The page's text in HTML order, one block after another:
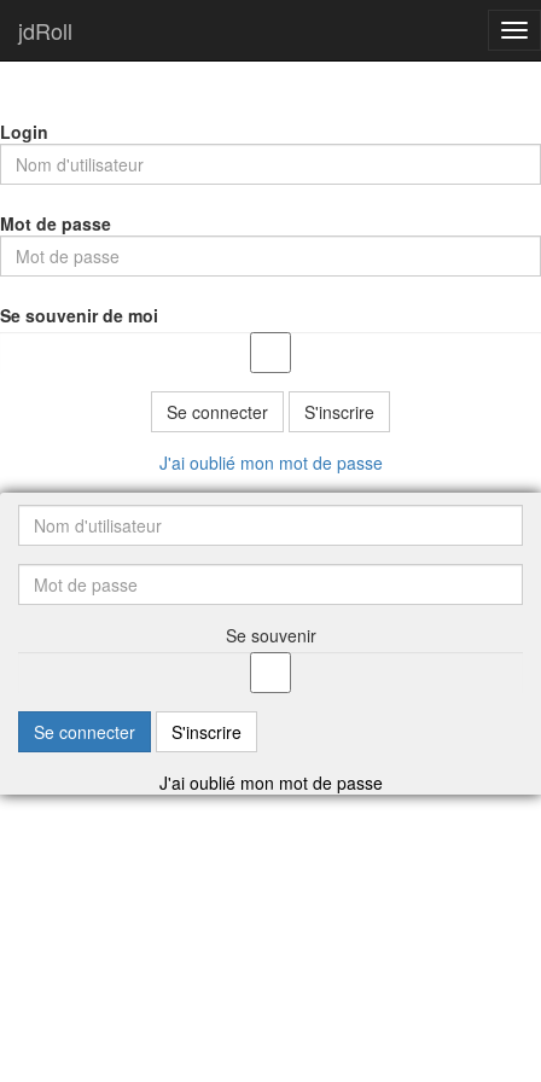
jdRoll
Login
Mot de passe
Se souvenir de moi
Se connecter S'inscrire
J'ai oublié mon mot de passe
Se souvenir
Se connecter S'inscrire
J'ai oublié mon mot de passe